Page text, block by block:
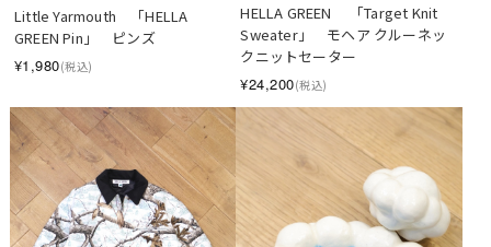
Little Yarmouth　「HELLA
GREEN Pin」　ピンズ
¥1,980(税込)
HELLA GREEN　 「Target Knit
Sweater」　モヘア クルーネッ
クニットセーター
¥24,200(税込)